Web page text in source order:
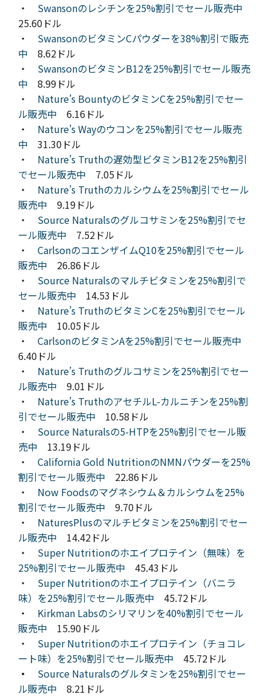
・ Swansonのレシチンを25%割引でセール販売中
25.60ドル
・ SwansonのビタミンCパウダーを38%割引で販売
中 8.62ドル
・ SwansonのビタミンB12を25%割引でセール販売
中 8.99ドル
・ Nature’s BountyのビタミンCを25%割引でセー
ル販売中 6.16ドル
・ Nature’s Wayのウコンを25%割引でセール販売
中 31.30ドル
・ Nature’s Truthの遅効型ビタミンB12を25%割引
でセール販売中 7.05ドル
・ Nature’s Truthのカルシウムを25%割引でセール
販売中 9.19ドル
・ Source Naturalsのグルコサミンを25%割引でセ
ール販売中 7.52ドル
・ CarlsonのコエンザイムQ10を25%割引でセール
販売中 26.86ドル
・ Source Naturalsのマルチビタミンを25%割引で
セール販売中 14.53ドル
・ Nature’s TruthのビタミンCを25%割引でセール
販売中 10.05ドル
・ CarlsonのビタミンAを25%割引でセール販売中
6.40ドル
・ Nature’s Truthのグルコサミンを25%割引でセー
ル販売中 9.01ドル
・ Nature’s TruthのアセチルL-カルニチンを25%割
引でセール販売中 10.58ドル
・ Source Naturalsの5-HTPを25%割引でセール販
売中 13.19ドル
・ California Gold NutritionのNMNパウダーを25%
割引でセール販売中 22.86ドル
・ Now Foodsのマグネシウム＆カルシウムを25%
割引でセール販売中 9.70ドル
・ NaturesPlusのマルチビタミンを25%割引でセー
ル販売中 14.42ドル
・ Super Nutritionのホエイプロテイン（無味）を
25%割引でセール販売中 45.43ドル
・ Super Nutritionのホエイプロテイン（バニラ
味）を25%割引でセール販売中 45.72ドル
・ Kirkman Labsのシリマリンを40%割引でセール
販売中 15.90ドル
・ Super Nutritionのホエイプロテイン（チョコレ
ート味）を25%割引でセール販売中 45.72ドル
・
Source Naturalsのグルタミンを25%割引でセー
ル販売中 8.21ドル